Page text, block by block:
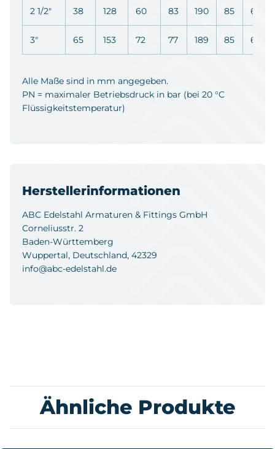
2 1/2" 38 128 60 83 190 85 63
3" 65 153 72 77 189 85 63
Alle Maße sind in mm angegeben.
PN = maximaler Betriebsdruck in bar (bei 20 °C
Flüssigkeitstemperatur)
Herstellerinformationen
ABC Edelstahl Armaturen & Fittings GmbH
Corneliusstr. 2
Baden-Württemberg
Wuppertal, Deutschland, 42329
info@abc-edelstahl.de
Ähnliche Produkte